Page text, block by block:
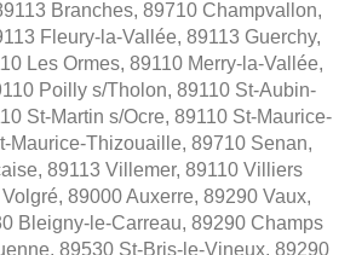
Branches, 89710 Champvallon,
Fleury-la-Vallée, 89113 Guerchy,
Les Ormes, 89110 Merry-la-Vallée,
Poilly s/Tholon, 89110 St-Aubin-
St-Martin s/Ocre, 89110 St-Maurice-
Maurice-Thizouaille, 89710 Senan,
89113 Villemer, 89110 Villiers
89000 Auxerre, 89290 Vaux,
Bleigny-le-Carreau, 89290 Champs
89530 St-Bris-le-Vineux, 89290